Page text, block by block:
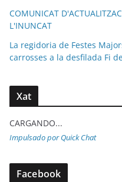
COMUNICAT
L'INUNCAT
La regidoria de Festes
carrosses a la desfilada Fi
Xat
CARGANDO...
Impulsado por Quick Chat
Facebook